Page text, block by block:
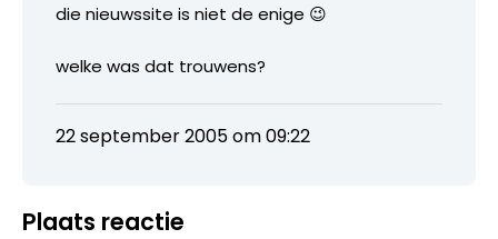
die nieuwssite is niet de enige 😉
welke was dat trouwens?
22 september 2005 om 09:22
Plaats reactie